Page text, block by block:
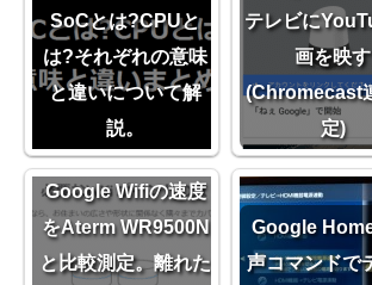
SoCとは?CPUと
は?それぞれの意味
と違いについて解
説。
テレビに
画を映す
(Chromecast
定)
Google Wifiの速度
をAterm WR9500N
と比較測定。離れた
Google
声コマンドで